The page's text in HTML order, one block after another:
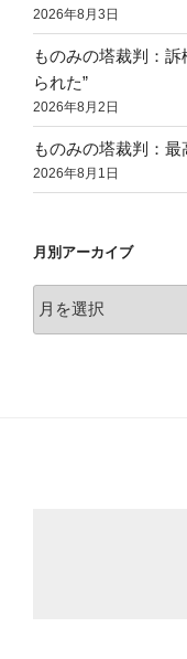
2026年8月3日
ものみの塔裁判：
られた”
2026年8月2日
ものみの塔裁判：
2026年8月1日
月別アーカイブ
別